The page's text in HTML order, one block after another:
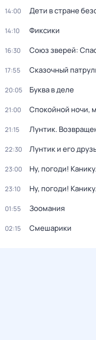
14:00 Дети в стране
14:10 Фиксики
16:30 Союз зверей:
17:55 Сказочный
20:05 Буква в деле
21:00 Спокойной ночи,
21:15 Лунтик.
22:30 Лунтик и его
23:00 Ну, погоди!
23:10 Ну, погоди!
01:55 Зоомания
02:15 Смешарики